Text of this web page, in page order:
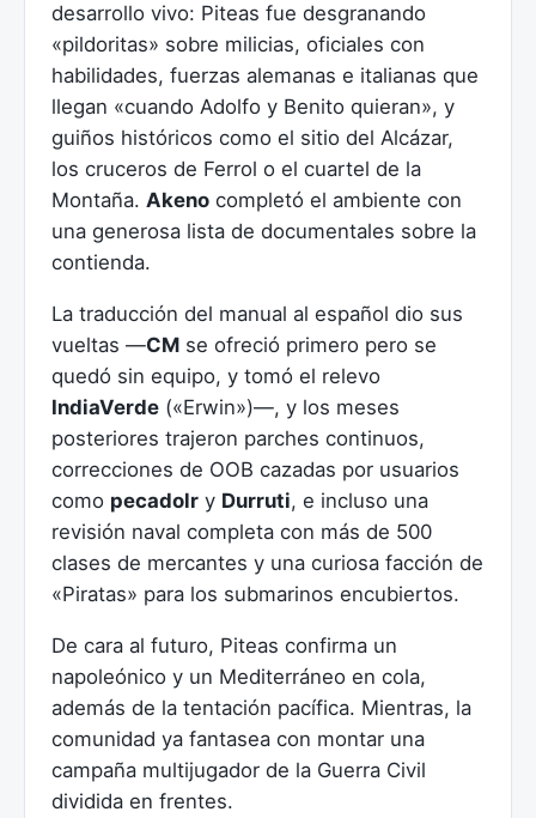
desarrollo vivo: Piteas fue desgranando
«pildoritas» sobre milicias, oficiales con
habilidades, fuerzas alemanas e italianas que
llegan «cuando Adolfo y Benito quieran», y
guiños históricos como el sitio del Alcázar,
los cruceros de Ferrol o el cuartel de la
Montaña. Akeno completó el ambiente con
una generosa lista de documentales sobre la
contienda.
La traducción del manual al español dio sus
vueltas —CM se ofreció primero pero se
quedó sin equipo, y tomó el relevo
IndiaVerde («Erwin»)—, y los meses
posteriores trajeron parches continuos,
correcciones de OOB cazadas por usuarios
como pecadolr y Durruti, e incluso una
revisión naval completa con más de 500
clases de mercantes y una curiosa facción de
«Piratas» para los submarinos encubiertos.
De cara al futuro, Piteas confirma un
napoleónico y un Mediterráneo en cola,
además de la tentación pacífica. Mientras, la
comunidad ya fantasea con montar una
campaña multijugador de la Guerra Civil
dividida en frentes.